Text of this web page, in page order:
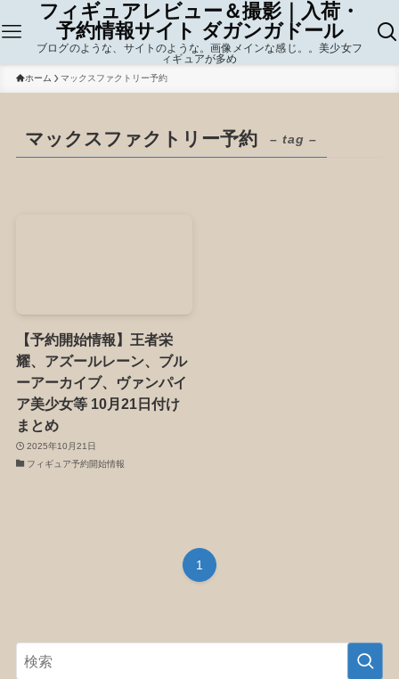
フィギュアレビュー＆撮影｜入荷・
予約情報サイト ダガンガドール
ブログのような、サイトのような。画像メインな感じ。。美少女フ
ィギュアが多め
ホーム マックスファクトリー予約
マックスファクトリー予約 – tag –
【予約開始情報】王者栄
耀、アズールレーン、ブル
ーアーカイブ、ヴァンパイ
ア美少女等 10月21日付け
まとめ
2025年10月21日
フィギュア予約開始情報
1